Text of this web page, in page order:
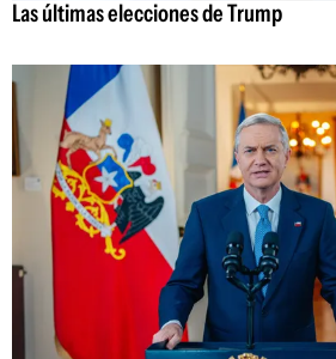
Las últimas elecciones de Trump